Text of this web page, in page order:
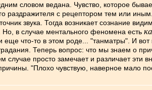
словом ведана. Чувство, которое
раздражителя с рецептором тем или
звука. Тогда возникает сознание
Но, в случае ментального феномена есть
что-то в этом роде... "танматры". И вот
Теперь вопрос: что мы знаем о
просто замечает и различает эти
"Плохо чувствую, наверное мало